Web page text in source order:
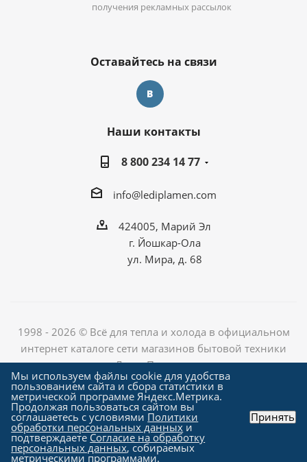
получения рекламных рассылок
Оставайтесь на связи
Наши контакты
8 800 234 14 77
info@lediplamen.com
424005, Марий Эл
г. Йошкар-Ола
ул. Мира, д. 68
1998 - 2026 © Всё для тепла и холода в официальном
интернет каталоге сети магазинов бытовой техники
«Лед и Пламень»
Создание сайта компания
"Алроникс"
Мы используем файлы cookie для удобства
пользованием сайта и сбора статистики в
метрической программе Яндекс.Метрика.
Продолжая пользоваться сайтом вы
соглашаетесь с условиями Политики
обработки персональных данных и
подтверждаете Согласие на обработку
персональных данных, собираемых
метрическими программами.
Принять